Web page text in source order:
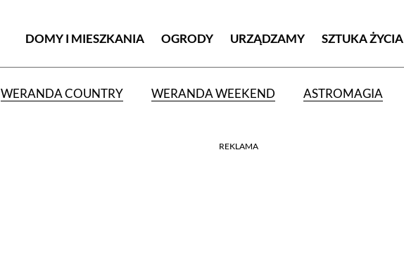
DOMY I MIESZKANIA OGRODY URZĄDZAMY SZTUKA ŻYCIA
WERANDA COUNTRY WERANDA WEEKEND ASTROMAGIA
REKLAMA